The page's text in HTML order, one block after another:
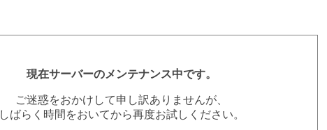
現在サーバーのメンテナンス中です。
ご迷惑をおかけして申し訳ありませんが、
しばらく時間をおいてから再度お試しください。